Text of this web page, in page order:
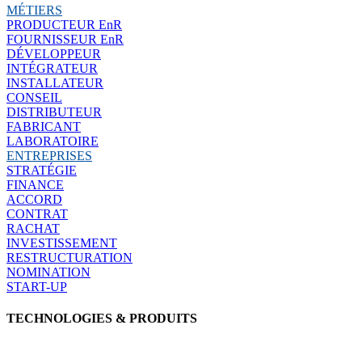
MÉTIERS
PRODUCTEUR EnR
FOURNISSEUR EnR
DÉVELOPPEUR
INTÉGRATEUR
INSTALLATEUR
CONSEIL
DISTRIBUTEUR
FABRICANT
LABORATOIRE
ENTREPRISES
STRATÉGIE
FINANCE
ACCORD
CONTRAT
RACHAT
INVESTISSEMENT
RESTRUCTURATION
NOMINATION
START-UP
TECHNOLOGIES & PRODUITS